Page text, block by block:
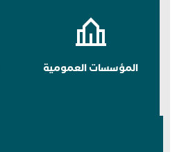
المؤسسات العمومية